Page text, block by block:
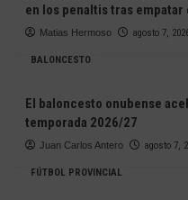
en los penaltis tras empatar
Matias Hermoso agosto 7,
BALONCESTO
El baloncesto onubense
temporada 2026/27
Juan Carlos Antero agosto 7,
FÚTBOL PROVINCIAL